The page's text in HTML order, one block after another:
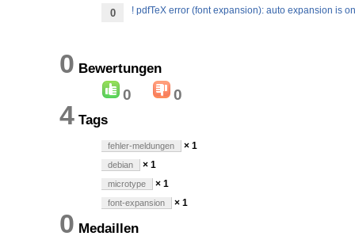
0 ! pdfTeX error (font expansion): auto expansion is
0 Bewertungen
0 0
4 Tags
fehler-meldungen × 1
debian × 1
microtype × 1
font-expansion × 1
0 Medaillen